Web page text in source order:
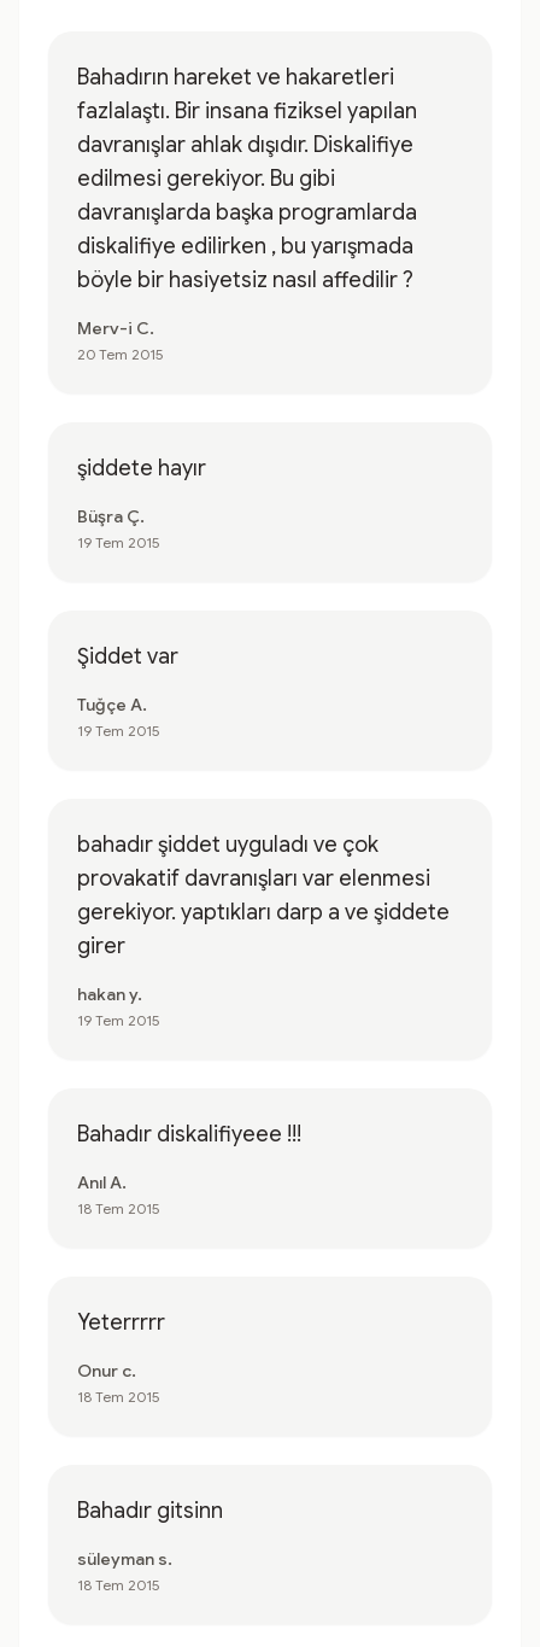
Bahadırın hareket ve hakaretleri
fazlalaştı. Bir insana fiziksel yapılan
davranışlar ahlak dışıdır. Diskalifiye
edilmesi gerekiyor. Bu gibi
davranışlarda başka programlarda
diskalifiye edilirken , bu yarışmada
böyle bir hasiyetsiz nasıl affedilir ?
Merv-i C.
20 Tem 2015
şiddete hayır
Büşra Ç.
19 Tem 2015
Şiddet var
Tuğçe A.
19 Tem 2015
bahadır şiddet uyguladı ve çok
provakatif davranışları var elenmesi
gerekiyor. yaptıkları darp a ve şiddete
girer
hakan y.
19 Tem 2015
Bahadır diskalifiyeee !!!
Anıl A.
18 Tem 2015
Yeterrrrr
Onur c.
18 Tem 2015
Bahadır gitsinn
süleyman s.
18 Tem 2015